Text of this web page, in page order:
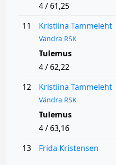
4 / 61,25
11
Kristiina Tammeleht
Vändra RSK
Tulemus
4 / 62,22
12
Kristiina Tammeleht
Vändra RSK
Tulemus
4 / 63,16
13
Frida Kristensen